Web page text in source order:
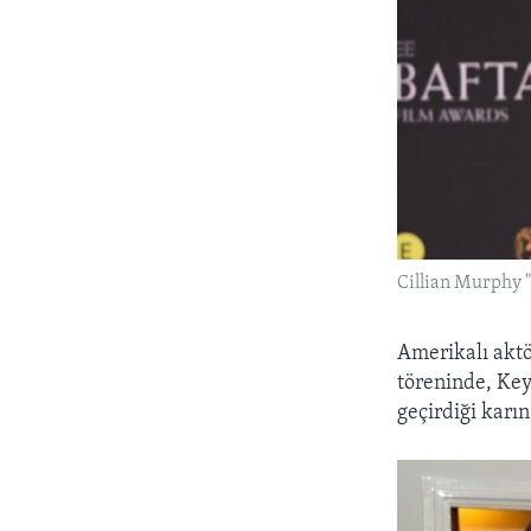
Cillian Murphy
Amerikalı
töreninde,
geçirdiği